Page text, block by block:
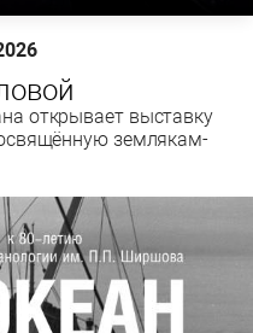
открывает выставку
землякам-